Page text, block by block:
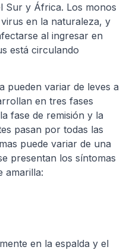
Sur y África. Los monos
en la naturaleza, y
al ingresar en
está circulando
pueden variar de leves a
en tres fases
fase de remisión y la
pasan por todas las
puede variar de una
presentan los síntomas
amarilla:
en la espalda y el